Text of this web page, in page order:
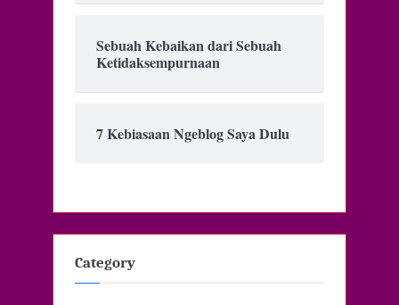
Sebuah Kebaikan dari Sebuah
Ketidaksempurnaan
7 Kebiasaan Ngeblog Saya Dulu
Category